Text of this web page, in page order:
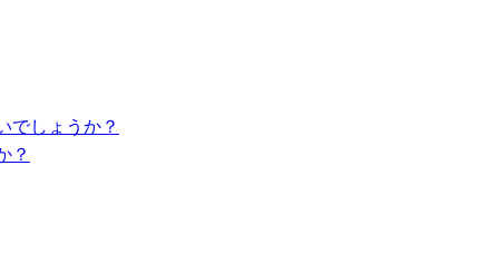
でしょうか？
？